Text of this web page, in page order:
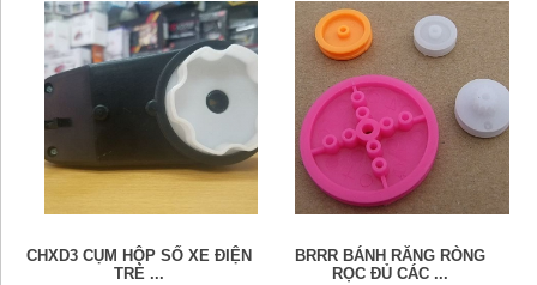
CHXD3 CỤM HỘP SỐ XE ĐIỆN
TRẺ ...
BRRR BÁNH RĂNG RÒNG
RỌC ĐỦ CÁC ...